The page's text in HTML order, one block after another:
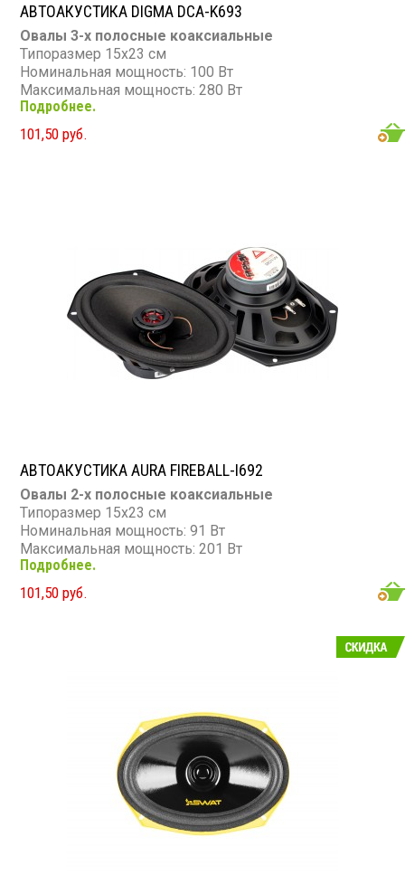
АВТОАКУСТИКА DIGMA DCA-K693
Овалы 3-х полосные коаксиальные
Типоразмер 15х23 см
Номинальная мощность: 100 Вт
Максимальная мощность: 280 Вт
Диапазон частот: 80 - 20 000 Гц
Чувствительность: 90 дБ
Сопротивление: 4 Ом
Подробнее.
101,50 руб.
АВТОАКУСТИКА AURA FIREBALL-I692
Овалы 2-х полосные коаксиальные
Типоразмер 15х23 см
Номинальная мощность: 91 Вт
Максимальная мощность: 201 Вт
Диапазон частот: 45 - 20 000 Гц
Чувствительность: 91 дБ
Сопротивление: 4 Ом
Подробнее.
101,50 руб.